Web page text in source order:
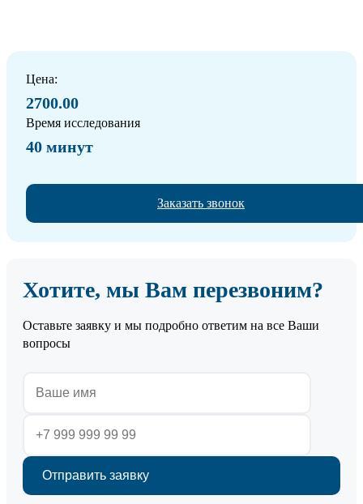
Цена:
2700.00
Время исследования
40 минут
Заказать звонок
Хотите, мы Вам перезвоним?
Оставьте заявку и мы подробно ответим на все Ваши
вопросы